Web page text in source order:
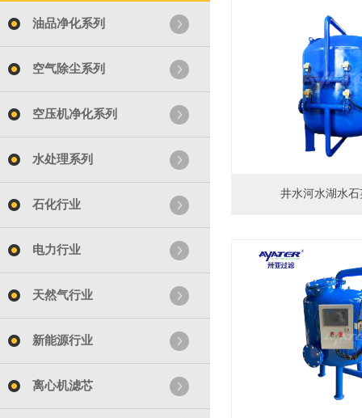
油品净化系列
空气除尘系列
空压机净化系列
水处理系列
石化行业
电力行业
天然气行业
新能源行业
离心机滤芯
井水河水湖水